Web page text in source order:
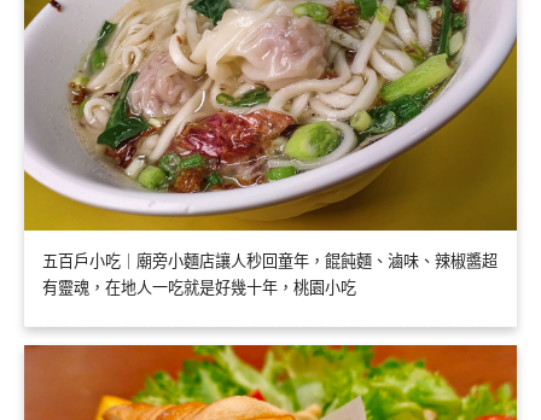
五百戶小吃｜廟旁小麵店讓人秒回童年，餛飩麵、滷味、辣椒醬超
有靈魂，在地人一吃就是好幾十年，桃園小吃